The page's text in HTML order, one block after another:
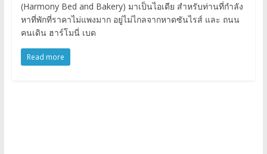
(Harmony Bed and Bakery) มาเป็นไอเดีย สำหรับท่านที่กำลัง
หาที่พักที่ราคาไม่แพงมาก อยู่ไม่ไกลจากหาดซันไรส์ และ ถนน
คนเดิน ฮาร์โมนี่ เบด
Read more